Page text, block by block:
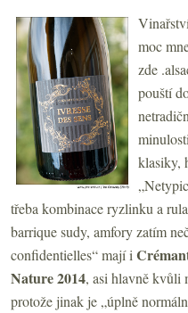
moc
zde
pouští
klasiky,
třeba kombinace ryzlinku a
barrique sudy, amfory zatím
confidentielles“ mají i
Nature 2014, asi hlavně kvůli
protože jinak je „úplně